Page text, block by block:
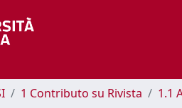
1 Contributo su Rivista 1.1